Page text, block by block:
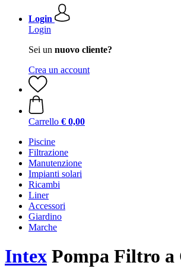
Login
Login
Sei un nuovo cliente?
Crea un account
Carrello € 0,00
Piscine
Filtrazione
Manutenzione
Impianti solari
Ricambi
Liner
Accessori
Giardino
Marche
Intex Pompa Filtro a